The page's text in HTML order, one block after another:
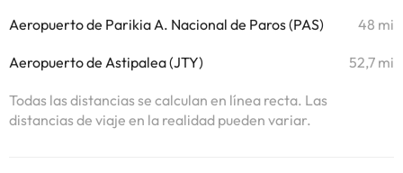
Aeropuerto de Parikia A. Nacional de Paros (PAS) 48 mi
Aeropuerto de Astipalea (JTY) 52,7 mi
Todas las distancias se calculan en línea recta. Las
distancias de viaje en la realidad pueden variar.